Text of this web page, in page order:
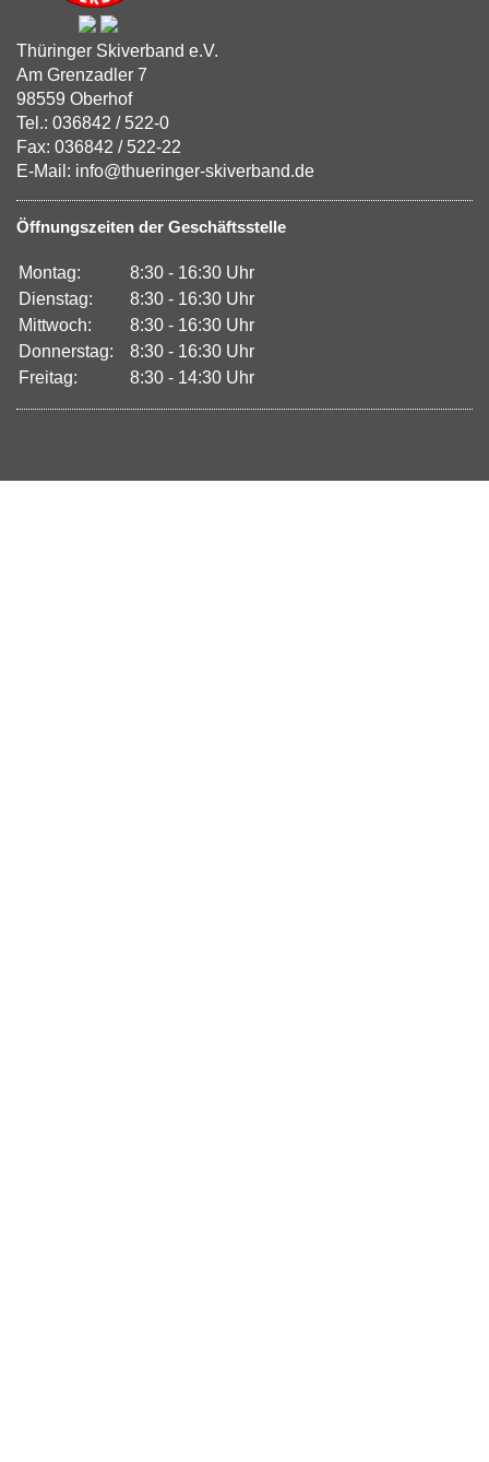
Thüringer Skiverband e.V.
Am Grenzadler 7
98559 Oberhof
Tel.: 036842 / 522-0
Fax: 036842 / 522-22
E-Mail: info@thueringer-skiverband.de
Öffnungszeiten der Geschäftsstelle
Montag:
8:30 - 16:30 Uhr
Dienstag:
8:30 - 16:30 Uhr
Mittwoch:
8:30 - 16:30 Uhr
Donnerstag:
8:30 - 16:30 Uhr
Freitag:
8:30 - 14:30 Uhr